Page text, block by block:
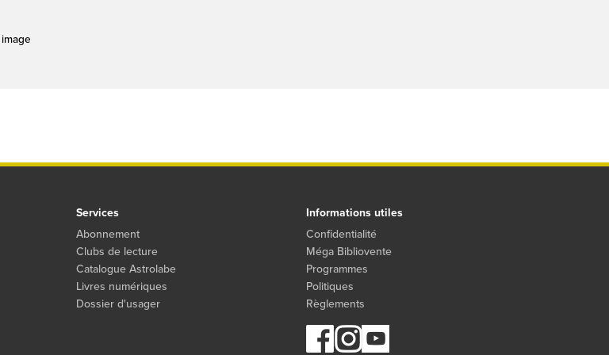
Services
Abonnement
Clubs de lecture
Catalogue Astrolabe
Livres numériques
Dossier d'usager
Informations utiles
Confidentialité
Méga Bibliovente
Programmes
Politiques
Règlements